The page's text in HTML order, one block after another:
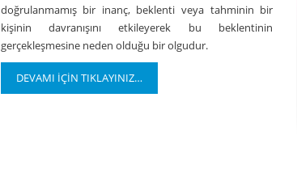
doğrulanmamış bir inanç, beklenti veya tahminin bir
kişinin davranışını etkileyerek bu beklentinin
gerçekleşmesine neden olduğu bir olgudur.
DEVAMI İÇİN TIKLAYINIZ…